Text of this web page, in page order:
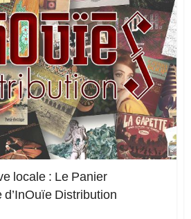
locale : Le Panier
d’InOuïe Distribution